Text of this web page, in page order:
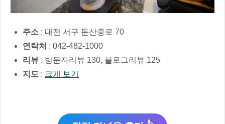
주소 : 대전 서구 둔산중로 70
연락처 : 042-482-1000
리뷰 : 방문자리뷰 130, 블로그리뷰 125
지도 : 크게 보기